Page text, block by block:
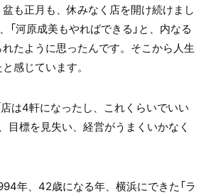
も正月も、休みなく店を開け続けまし
「河原成美もやればできる」と、内なる
たように思ったんです。そこから人生
感じています。
は4軒になったし、これくらいでいい
目標を見失い、経営がうまくいかなく
年、42歳になる年、横浜にできた「ラ